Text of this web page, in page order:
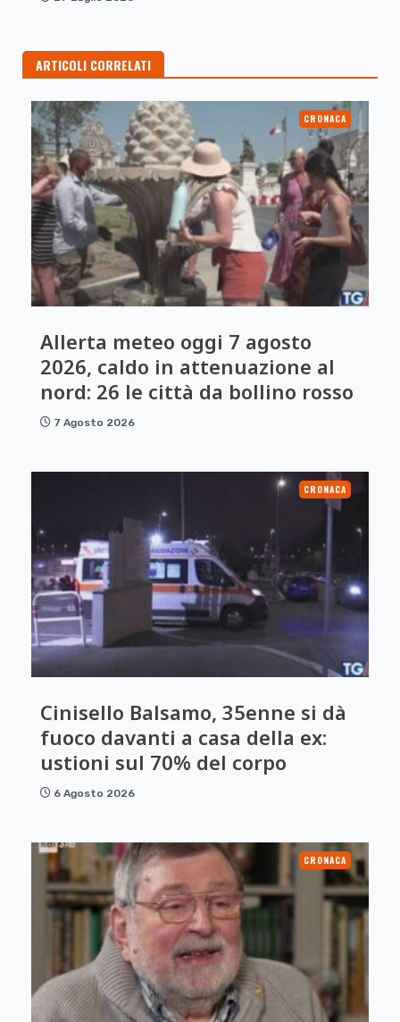
ARTICOLI CORRELATI
CRONACA
Allerta meteo oggi 7 agosto
2026, caldo in attenuazione al
nord: 26 le città da bollino rosso
7 Agosto 2026
CRONACA
Cinisello Balsamo, 35enne si dà
fuoco davanti a casa della ex:
ustioni sul 70% del corpo
6 Agosto 2026
CRONACA